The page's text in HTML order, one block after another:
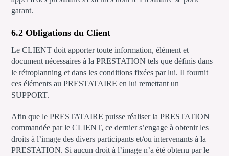
garant.
6.2 Obligations du Client
Le CLIENT doit apporter toute information, élément et
document nécessaires à la PRESTATION tels que définis dans
le rétroplanning et dans les conditions fixées par lui. Il fournit
ces éléments au PRESTATAIRE en lui remettant un
SUPPORT.
Afin que le PRESTATAIRE puisse réaliser la PRESTATION
commandée par le CLIENT, ce dernier s’engage à obtenir les
droits à l’image des divers participants et/ou intervenants à la
PRESTATION. Si aucun droit à l’image n’a été obtenu par le